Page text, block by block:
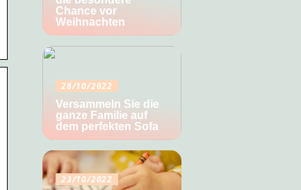
Chance vor
Weihnachten
28/10/2022
Versammeln Sie die
ganze Familie auf
dem perfekten Sofa
23/10/2022